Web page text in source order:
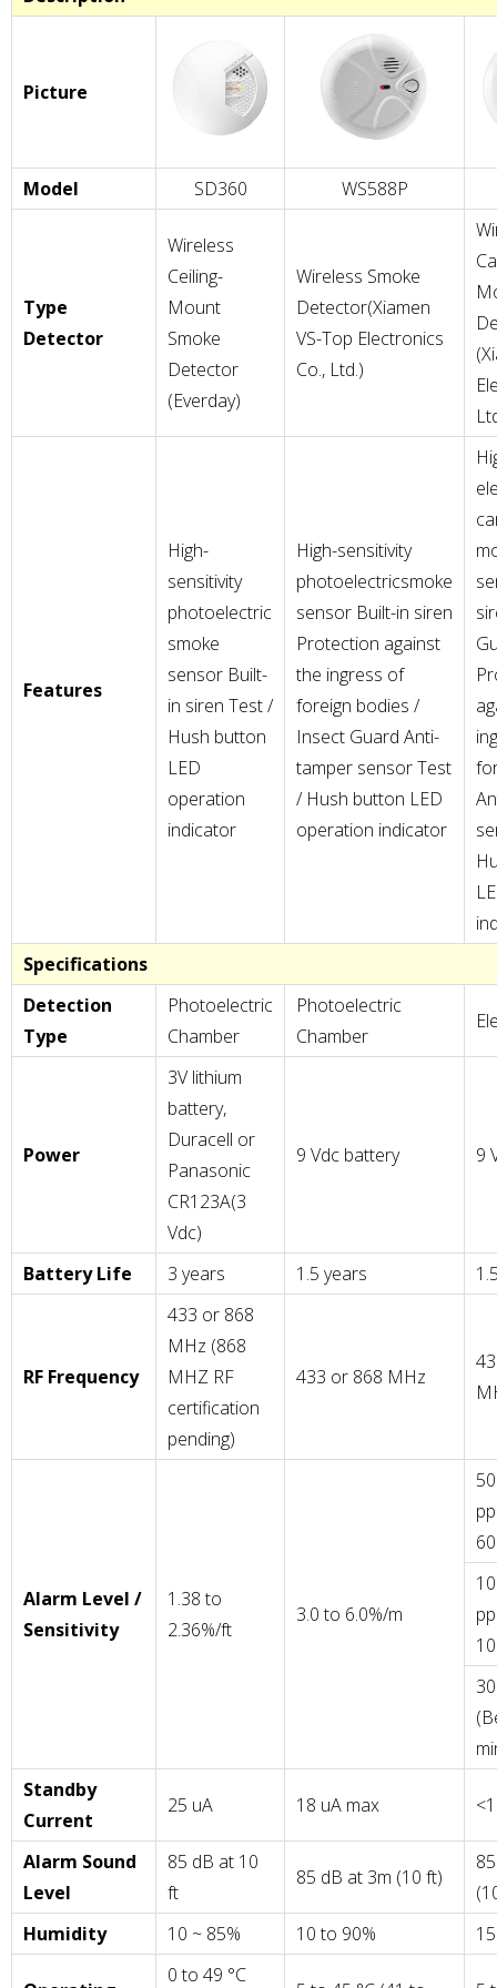
Picture
Model SD360 WS588P
Type
Detector
Wireless
Ceiling-
Mount
Smoke
Detector
(Everday)
Wireless Smoke
Detector(Xiamen
VS-Top Electronics
Co., Ltd.)
Features
High-
sensitivity
photoelectric
smoke
sensor Built-
in siren Test /
Hush button
LED
operation
indicator
High-sensitivity
photoelectricsmoke
sensor Built-in siren
Protection against
the ingress of
foreign bodies /
Insect Guard Anti-
tamper sensor Test
/ Hush button LED
operation indicator
Specifications
Detection
Type
Photoelectric
Chamber
Photoelectric
Chamber
Power
3V lithium
battery,
Duracell or
Panasonic
CR123A(3
Vdc)
9 Vdc battery 9
Battery Life 3 years 1.5 years
RF Frequency
433 or 868
MHz (868
MHZ RF
certification
pending)
433 or 868 MHz
Alarm Level /
Sensitivity
1.38 to
2.36%/ft
3.0 to 6.0%/m
50
Standby
Current
25 uA 18 uA max
Alarm Sound
Level
85 dB at 10
ft
85 dB at 3m (10 ft)
Humidity
10 ~ 85% 10 to 90%
0 to 49 °C